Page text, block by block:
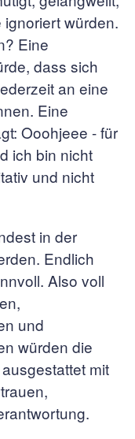
würden.
Eine
dass sich
an eine
Eine
Ooohjeee - für
ich bin nicht
und nicht
in der
Endlich
Also voll
und
würden die
mit